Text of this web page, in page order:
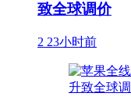
致全球调价
2 23小时前